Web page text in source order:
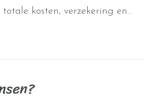
kosten, verzekering en…